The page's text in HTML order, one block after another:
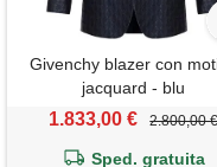
Givenchy blazer con
jacquard - blu
1.833,00 € 2.800,00
Sped. gratuita